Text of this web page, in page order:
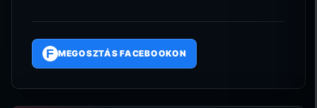
F MEGOSZTÁS FACEBOOKON